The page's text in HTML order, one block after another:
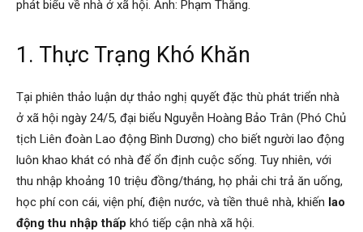
phát biểu về nhà ở xã hội. Ảnh: Phạm Thắng.
1. Thực Trạng Khó Khăn
Tại phiên thảo luận dự thảo nghị quyết đặc thù phát triển nhà
ở xã hội ngày 24/5, đại biểu Nguyễn Hoàng Bảo Trân (Phó Chủ
tịch Liên đoàn Lao động Bình Dương) cho biết người lao động
luôn khao khát có nhà để ổn định cuộc sống. Tuy nhiên, với
thu nhập khoảng 10 triệu đồng/tháng, họ phải chi trả ăn uống,
học phí con cái, viện phí, điện nước, và tiền thuê nhà, khiến lao
động thu nhập thấp khó tiếp cận nhà xã hội.